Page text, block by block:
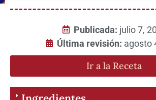
Publicada: julio 7,
Última revisión: agosto
Ir a la Receta